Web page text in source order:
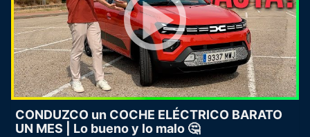
CONDUZCO un COCHE ELÉCTRICO BARATO
UN MES | Lo bueno y lo malo 🤔